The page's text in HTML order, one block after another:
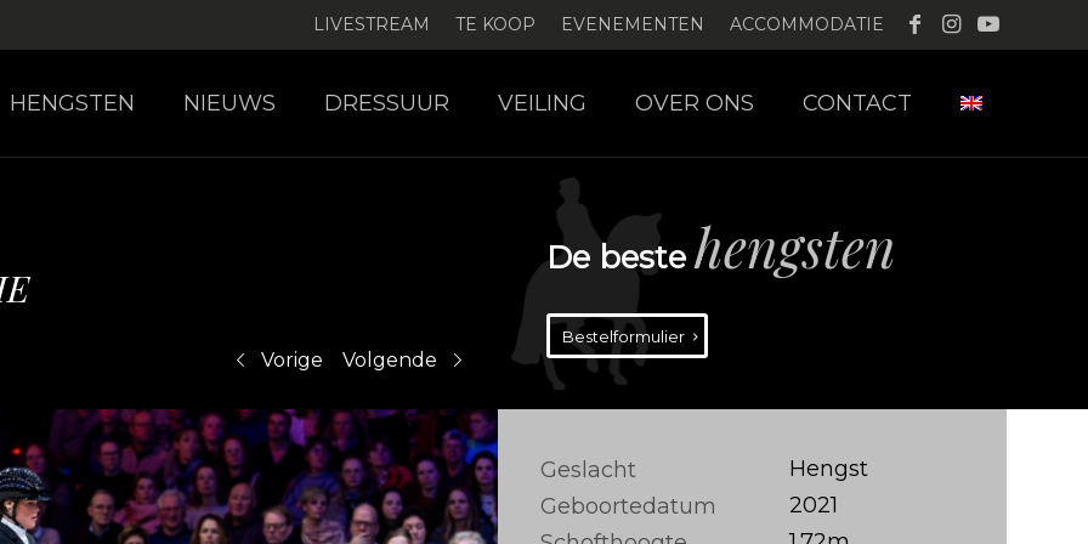
LIVESTREAM TE KOOP EVENEMENTEN ACCOMMODATIE
HENGSTEN NIEUWS DRESSUUR VEILING OVER ONS CONTACT
Volgende
Vorige
De beste hengsten
Bestelformulier
Geslacht
Hengst
Geboortedatum
2021